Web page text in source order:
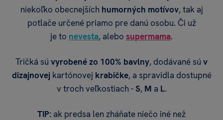
niekoľko obecnejších humorných motívov, tak aj
potlače určené priamo pre danú osobu. Či už
je to nevesta, alebo supermama.
Tričká sú vyrobené zo 100% bavlny, dodávané sú v
dizajnovej kartónovej krabičke, a spravidla dostupné
v troch veľkostiach -S,M a L.
TIP: ak predsa len zháňate niečo iné než